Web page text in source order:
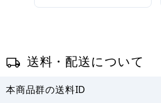
送料・配送について
本商品群の送料ID